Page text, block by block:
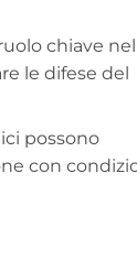
chiave nel
le difese del
possono
con